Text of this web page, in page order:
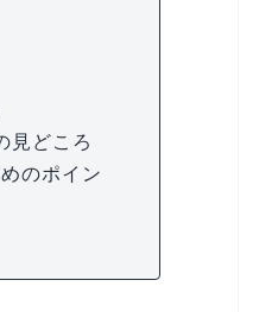
見どころ
のポイン